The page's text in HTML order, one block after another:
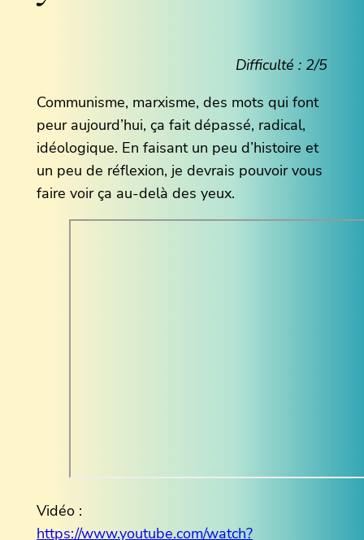
Difficulté : 2/5
Communisme, marxisme, des mots qui font
peur aujourd’hui, ça fait dépassé, radical,
idéologique. En faisant un peu d’histoire et
un peu de réflexion, je devrais pouvoir vous
faire voir ça au-delà des yeux.
Vidéo :
https://www.youtube.com/watch?